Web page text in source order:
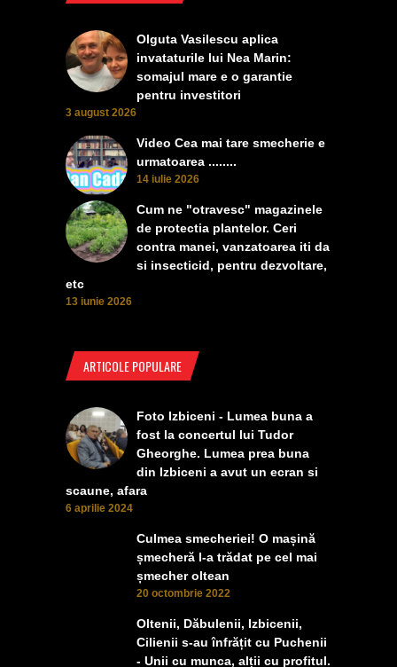
Olguta Vasilescu aplica
invataturile lui Nea Marin:
somajul mare e o garantie
pentru investitori
3 august 2026
Video Cea mai tare smecherie e
urmatoarea ........
14 iulie 2026
Cum ne "otravesc" magazinele
de protectia plantelor. Ceri
contra manei, vanzatoarea iti da
si insecticid, pentru dezvoltare,
etc
13 iunie 2026
ARTICOLE POPULARE
Foto Izbiceni - Lumea buna a
fost la concertul lui Tudor
Gheorghe. Lumea prea buna
din Izbiceni a avut un ecran si
scaune, afara
6 aprilie 2024
Culmea smecheriei! O mașină
șmecheră l-a trădat pe cel mai
șmecher oltean
20 octombrie 2022
Oltenii, Dăbulenii, Izbicenii,
Cilienii s-au înfrățit cu Puchenii
- Unii cu munca, alții cu profitul.